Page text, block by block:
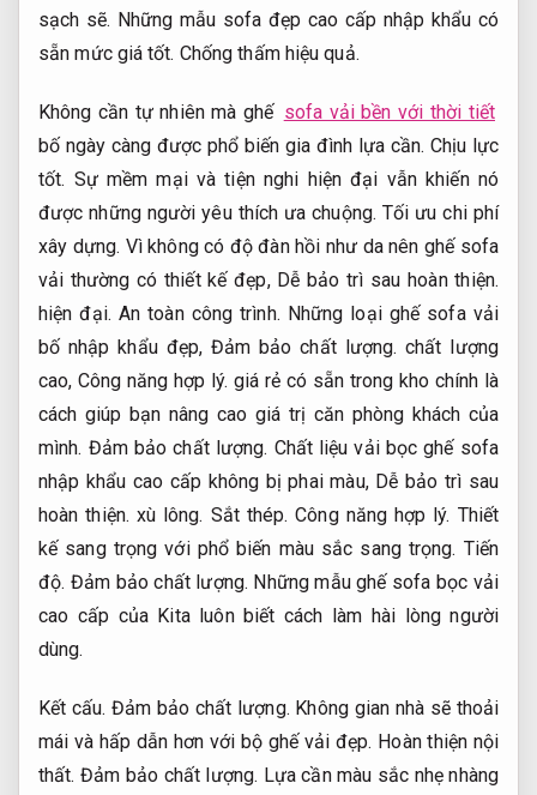
sạch sẽ. Những mẫu sofa đẹp cao cấp nhập khẩu có
sẵn mức giá tốt. Chống thấm hiệu quả.
Không cần tự nhiên mà ghế sofa vải bền với thời tiết
bố ngày càng được phổ biến gia đình lựa cần. Chịu lực
tốt. Sự mềm mại và tiện nghi hiện đại vẫn khiến nó
được những người yêu thích ưa chuộng. Tối ưu chi phí
xây dựng. Vì không có độ đàn hồi như da nên ghế sofa
vải thường có thiết kế đẹp, Dễ bảo trì sau hoàn thiện.
hiện đại. An toàn công trình. Những loại ghế sofa vải
bố nhập khẩu đẹp, Đảm bảo chất lượng. chất lượng
cao,Công năng hợp lý. giá rẻ có sẵn trong kho chính là
cách giúp bạn nâng cao giá trị căn phòng khách của
mình. Đảm bảo chất lượng. Chất liệu vải bọc ghế sofa
nhập khẩu cao cấp không bị phai màu, Dễ bảo trì sau
hoàn thiện. xù lông. Sắt thép. Công năng hợp lý. Thiết
kế sang trọng với phổ biến màu sắc sang trọng. Tiến
độ. Đảm bảo chất lượng. Những mẫu ghế sofa bọc vải
cao cấp của Kita luôn biết cách làm hài lòng người
dùng.
Kết cấu. Đảm bảo chất lượng. Không gian nhà sẽ thoải
mái và hấp dẫn hơn với bộ ghế vải đẹp. Hoàn thiện nội
thất. Đảm bảo chất lượng. Lựa cần màu sắc nhẹ nhàng